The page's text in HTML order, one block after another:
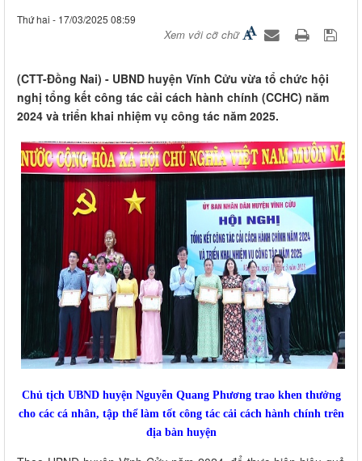
Thứ hai - 17/03/2025 08:59
Xem với cỡ chữ
(CTT-Đồng Nai) - UBND huyện Vĩnh Cửu vừa tổ chức hội
nghị tổng kết công tác cải cách hành chính (CCHC) năm
2024 và triển khai nhiệm vụ công tác năm 2025.
Chủ tịch UBND huyện Nguyễn Quang Phương trao khen thưởng
cho các cá nhân, tập thể làm tốt công tác cải cách hành chính trên
địa bàn huyện